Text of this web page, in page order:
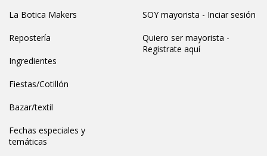
La Botica Makers
Repostería
Ingredientes
Fiestas/Cotillón
Bazar/textil
Fechas especiales y
temáticas
SOY mayorista - Inciar sesión
Quiero ser mayorista -
Registrate aquí